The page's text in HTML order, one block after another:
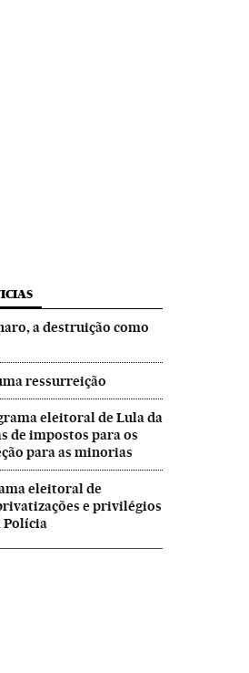
a destruição como
ressurreição
eleitoral de Lula da
de impostos para os
para as minorias
eleitoral de
e privilégios
Polícia